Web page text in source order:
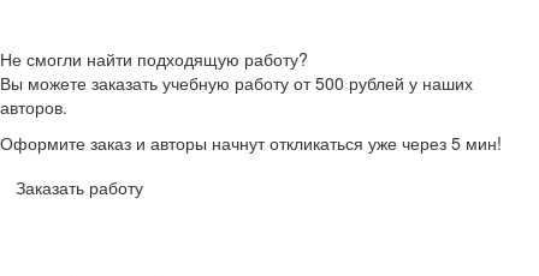
Не смогли найти подходящую работу?
Вы можете заказать учебную работу от 500 рублей у наших
авторов.
Оформите заказ и авторы начнут откликаться уже через 5 мин!
Заказать работу